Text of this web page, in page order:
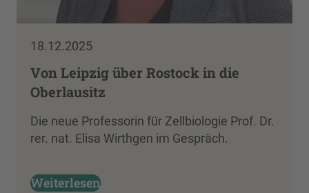
18.12.2025
Von Leipzig über Rostock in die
Oberlausitz
Die neue Professorin für Zellbiologie Prof. Dr.
rer. nat. Elisa Wirthgen im Gespräch.
Weiterlesen